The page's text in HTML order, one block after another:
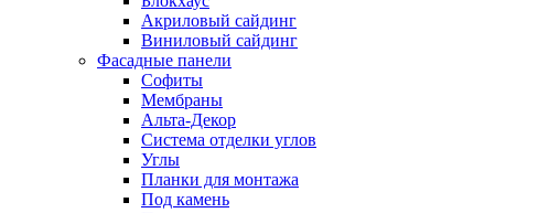
Акриловый сайдинг
Виниловый сайдинг
Фасадные панели
Софиты
Мембраны
Альта-Декор
Система отделки углов
Углы
Планки для монтажа
Под камень